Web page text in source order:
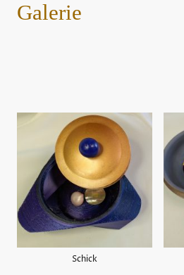
Galerie
Schick